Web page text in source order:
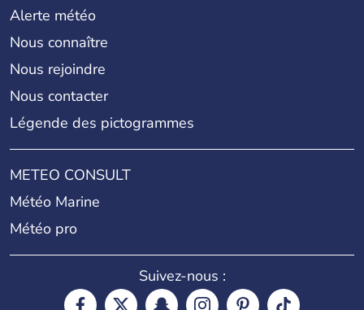
Alerte météo
Nous connaître
Nous rejoindre
Nous contacter
Légende des pictogrammes
METEO CONSULT
Météo Marine
Météo pro
Suivez-nous :